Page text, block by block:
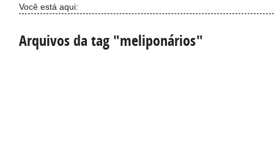
Você está aqui:
Arquivos da tag "meliponários"